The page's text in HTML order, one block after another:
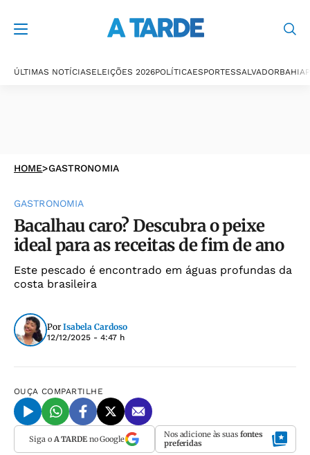
ÚLTIMAS NOTÍCIASELEIÇÕES 2026POLÍTICAESPORTESSALVADORBAHIA
HOME>GASTRONOMIA
GASTRONOMIA
Bacalhau caro? Descubra o peixe
ideal para as receitas de fim de ano
Este pescado é encontrado em águas profundas da
costa brasileira
Por Isabela Cardoso
12/12/2025 - 4:47 h
OUÇA COMPARTILHE
Siga o A TARDEno Google Nos adicione às suas fontes
preferidas